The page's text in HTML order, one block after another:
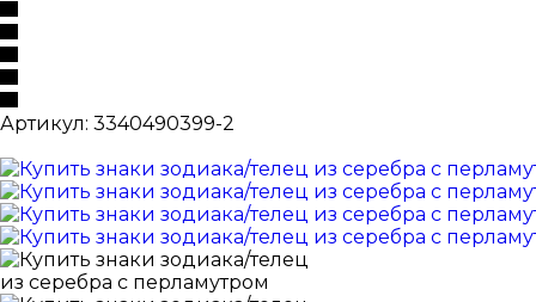
Артикул: 3340490399-2